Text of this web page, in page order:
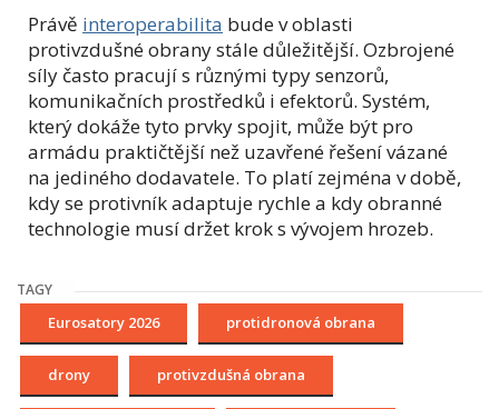
Právě interoperabilita bude v oblasti
protivzdušné obrany stále důležitější. Ozbrojené
síly často pracují s různými typy senzorů,
komunikačních prostředků i efektorů. Systém,
který dokáže tyto prvky spojit, může být pro
armádu praktičtější než uzavřené řešení vázané
na jediného dodavatele. To platí zejména v době,
kdy se protivník adaptuje rychle a kdy obranné
technologie musí držet krok s vývojem hrozeb.
TAGY
Eurosatory 2026 protidronová obrana
drony protivzdušná obrana